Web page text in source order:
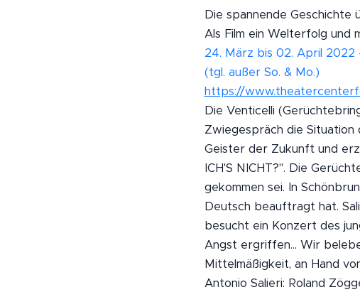
Die spannende Geschichte
Als Film ein Welterfolg und
24. März bis 02. April
(tgl. außer So. & Mo.)
https://
Die Venticelli
Zwiegespräch die Situation
Geister der Zukunft und
ICH'S NICHT?". Die
gekommen sei. In
Deutsch beauftragt hat.
besucht ein Konzert des
Angst ergriffen... Wir
Mittelmäßigkeit, an Hand
Antonio Salieri: Roland